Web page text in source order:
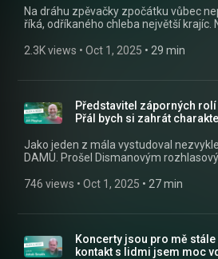
Na dráhu zpěvačky zpočátku vůbec
říká, odříkaného chleba největší krajíc.
kapelami plánuje turné. » Poslouchejte Alex a host jako
Sledujte nás na Facebooku:
https://www.facebook.com/
2.3K views • Oct 1, 2025 • 29 min
Představitel záporných
Přál bych si zahrát
Jako jeden z mála vystudoval
DAMU. Prošel Dismanovým
Poslouchejte Alex a host jako podcast
https://www.facebook.com/
746 views • Oct 1, 2025 • 27 min
Koncerty jsou pro mě
kontakt s lidmi jsem moc